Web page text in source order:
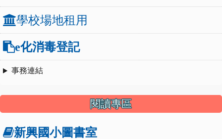
學校場地租用
e化消毒登記
事務連結
閱讀專區
新興國小圖書室